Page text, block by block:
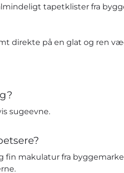
tapetklister fra
direkte på en glat og ren
sugeevne.
makulatur fra